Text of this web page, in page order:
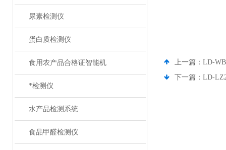
尿素检测仪
蛋白质检测仪
食用农产品合格证智能机
*检测仪
水产品检测系统
食品甲醛检测仪
上一篇： LD-
下一篇： LD-